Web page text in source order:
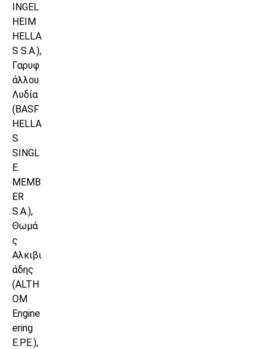
INGEL
HEIM
HELLA
S S.A.),
Γαρυφ
άλλου
Λυδία
(BASF
HELLA
S
SINGL
E
MEMB
ER
S.A.),
Θωμά
ς
Αλκιβι
άδης
(ALTH
OM
Engine
ering
E.P.E.),